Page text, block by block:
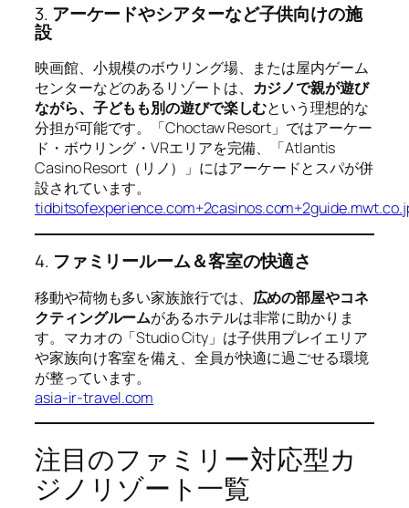
3. アーケードやシアターなど子供向けの施
設
映画館、小規模のボウリング場、または屋内ゲーム
センターなどのあるリゾートは、 カジノで親が遊び
ながら、子どもも別の遊びで楽しむという理想的な
分担が可能です。「Choctaw Resort」ではアーケー
ド・ボウリング・VRエリアを完備、「Atlantis
Casino Resort（リノ）」にはアーケードとスパが併
設されています。
4. ファミリールーム＆客室の快適さ
移動や荷物も多い家族旅行では、 広めの部屋やコネ
クティングルームがあるホテルは非常に助かりま
す。マカオの「Studio City」は子供用プレイエリア
や家族向け客室を備え、全員が快適に過ごせる環境
が整っています。
asia-ir-travel.com
注目のファミリー対応型カ
ジノリゾート一覧